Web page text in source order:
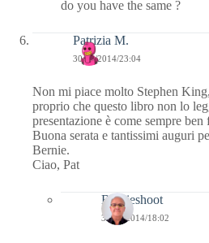
do you have the same ?
Patrizia M.
30/12/2014/23:04
Non mi piace molto Stephen
proprio che questo libro non lo
presentazione è come sempre ben
Buona serata e tantissimi auguri
Bernie.
Ciao, Pat
Bernieshoot
31/12/2014/18:02